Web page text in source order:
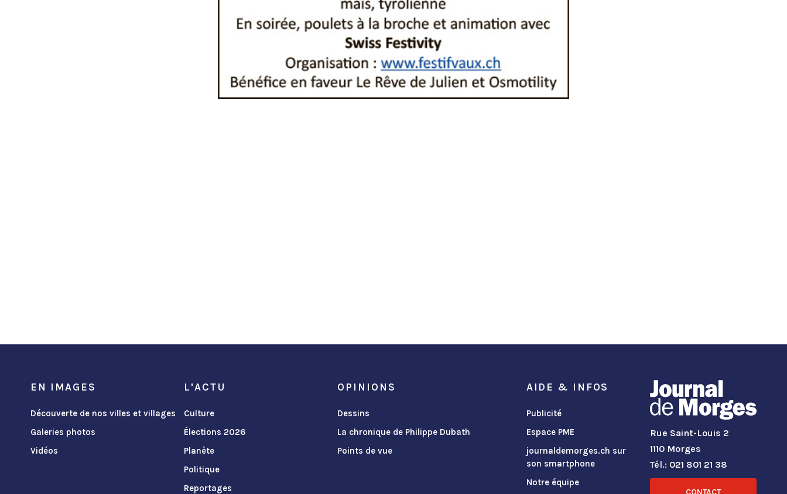
EN IMAGES
Découverte de nos villes et villages
Galeries photos
Vidéos
L'ACTU
Culture
Élections 2026
Planète
Politique
Reportages
OPINIONS
Dessins
La chronique de Philippe Dubath
Points de vue
AIDE & INFOS
Publicité
Espace PME
journaldemorges.ch sur
son smartphone
Notre équipe
Rue Saint-Louis 2
1110 Morges
Tél.: 021 801 21 38